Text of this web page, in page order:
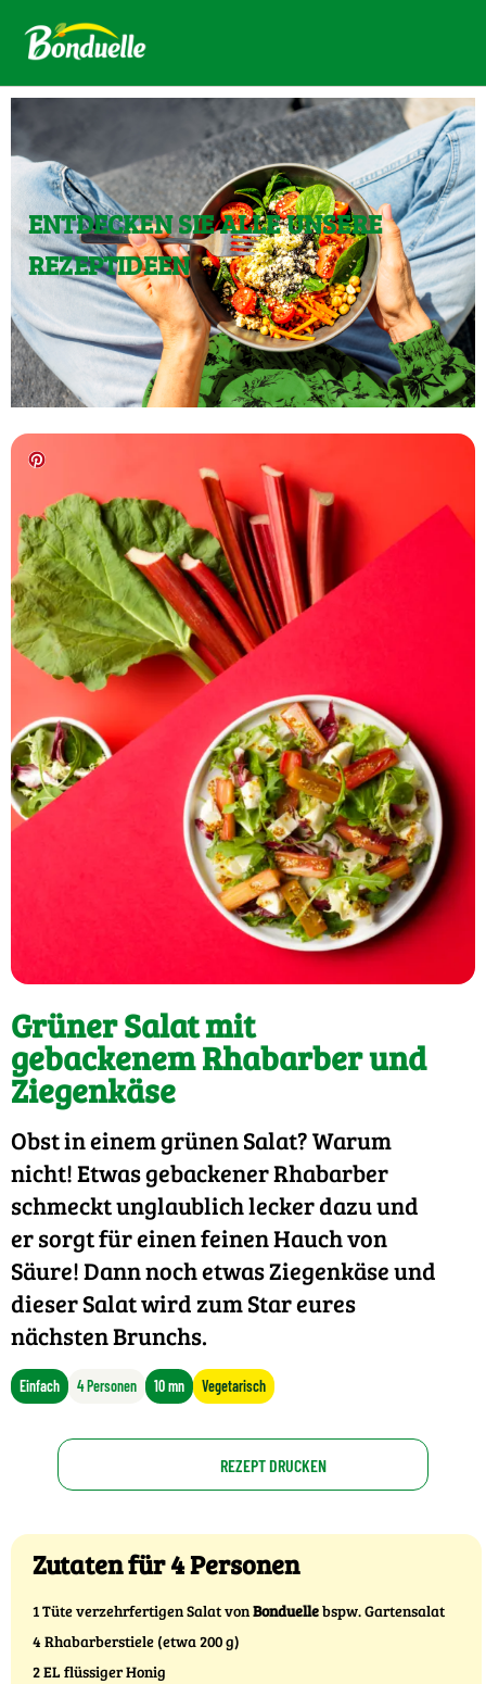
ENTDECKEN SIE ALLE UNSERE
REZEPTIDEEN
Grüner Salat mit
gebackenem Rhabarber und
Ziegenkäse
Obst in einem grünen Salat? Warum
nicht! Etwas gebackener Rhabarber
schmeckt unglaublich lecker dazu und
er sorgt für einen feinen Hauch von
Säure! Dann noch etwas Ziegenkäse und
dieser Salat wird zum Star eures
nächsten Brunchs.
Einfach 4 Personen 10 mn Vegetarisch
REZEPT DRUCKEN
Zutaten für 4 Personen
1 Tüte verzehrfertigen Salat vonBonduellebspw. Gartensalat
4 Rhabarberstiele (etwa 200 g)
2 EL flüssiger Honig